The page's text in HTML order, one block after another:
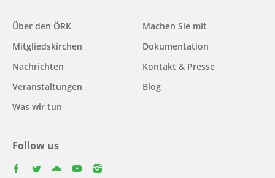
Main
navigation
Über den ÖRK
Mitgliedskirchen
Nachrichten
Veranstaltungen
Was wir tun
Machen Sie mit
Dokumentation
Kontakt & Presse
Blog
Follow us